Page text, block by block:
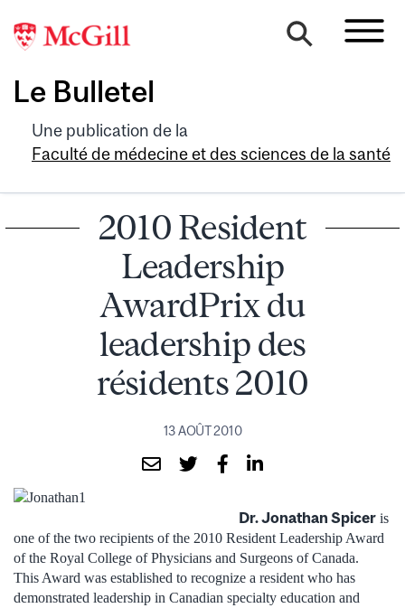
Le Bulletel
Une publication de la
Faculté de médecine et des sciences de la santé
2010 Resident
Leadership
AwardPrix du
leadership des
résidents 2010
13 AOÛT 2010
Dr. Jonathan Spicer is
one of the two recipients of the 2010 Resident Leadership Award
of the Royal College of Physicians and Surgeons of Canada.
This Award was established to recognize a resident who has
demonstrated leadership in Canadian specialty education and